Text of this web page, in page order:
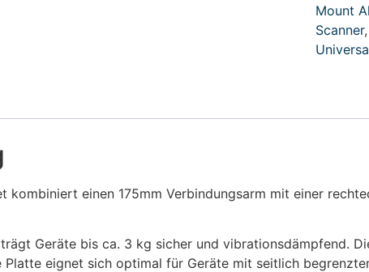
Mount
Scanner,
kombiniert einen 175mm Verbindungsarm mit einer
trägt Geräte bis ca. 3 kg sicher und vibrationsdämpfend.
eignet sich optimal für Geräte mit seitlich